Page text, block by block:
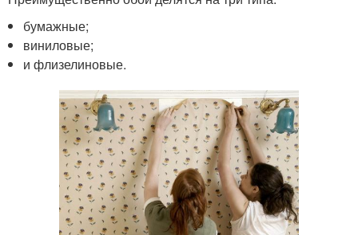
бумажные;
виниловые;
и флизелиновые.